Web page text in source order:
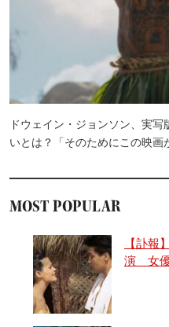
ドウェイン・ジョンソン、実
いとは？「そのためにこの映画
MOST POPULAR
【訃報
演 女優